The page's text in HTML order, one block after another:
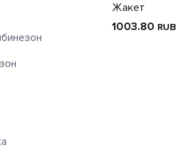
Жакет
1003.80 RUB